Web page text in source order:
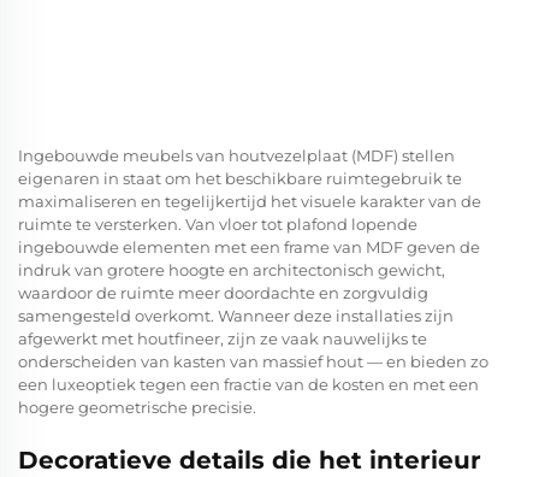
Ingebouwde meubels van houtvezelplaat (MDF) stellen
eigenaren in staat om het beschikbare ruimtegebruik te
maximaliseren en tegelijkertijd het visuele karakter van de
ruimte te versterken. Van vloer tot plafond lopende
ingebouwde elementen met een frame van MDF geven de
indruk van grotere hoogte en architectonisch gewicht,
waardoor de ruimte meer doordachte en zorgvuldig
samengesteld overkomt. Wanneer deze installaties zijn
afgewerkt met houtfineer, zijn ze vaak nauwelijks te
onderscheiden van kasten van massief hout — en bieden zo
een luxeoptiek tegen een fractie van de kosten en met een
hogere geometrische precisie.
Decoratieve details die het interieur